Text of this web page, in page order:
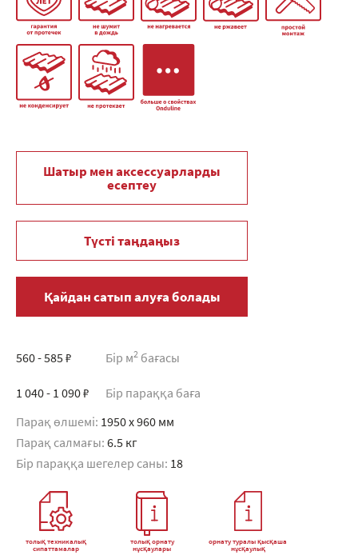
Шатыр мен аксессуарларды
есептеу
Түсті таңдаңыз
Қайдан сатып алуға болады
560 - 585 ₽ Бір м2 бағасы
1 040 - 1 090 ₽ Бір параққа баға
Парақ өлшемі: 1950 x 960 мм
Парақ салмағы: 6.5 кг
Бір параққа шегелер саны: 18
толық техникалық
сипаттамалар
толық орнату
нұсқаулары
орнату туралы қысқаша
нұсқаулық